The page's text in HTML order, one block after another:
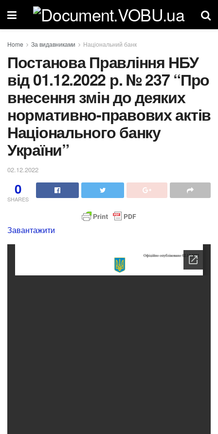
Home За видавниками Національний банк
Постанова Правління НБУ
від 01.12.2022 р. № 237 “Про
внесення змін до деяких
нормативно-правових актів
Національного банку
України”
02.12.2022
0
SHARES
Завантажити